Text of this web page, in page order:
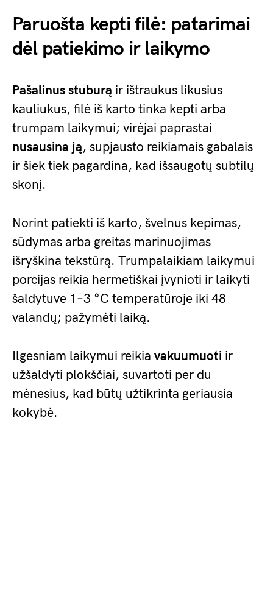
Paruošta kepti filė: patarimai
dėl patiekimo ir laikymo
Pašalinus stuburą ir ištraukus likusius
kauliukus, filė iš karto tinka kepti arba
trumpam laikymui; virėjai paprastai
nusausina ją, supjausto reikiamais gabalais
ir šiek tiek pagardina, kad išsaugotų subtilų
skonį.
Norint patiekti iš karto, švelnus kepimas,
sūdymas arba greitas marinuojimas
išryškina tekstūrą. Trumpalaikiam laikymui
porcijas reikia hermetiškai įvynioti ir laikyti
šaldytuve 1–3 °C temperatūroje iki 48
valandų; pažymėti laiką.
Ilgesniam laikymui reikia vakuumuoti ir
užšaldyti plokščiai, suvartoti per du
mėnesius, kad būtų užtikrinta geriausia
kokybė.